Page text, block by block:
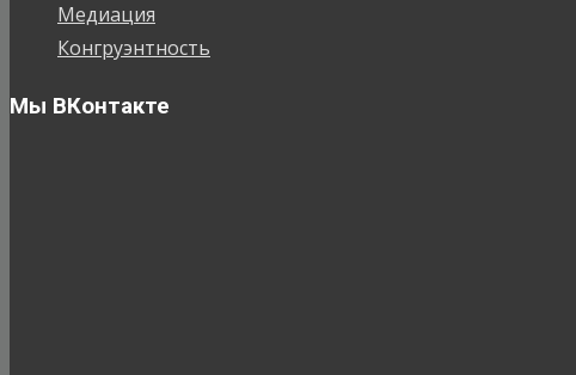
Медиация
Конгруэнтность
Мы ВКонтакте